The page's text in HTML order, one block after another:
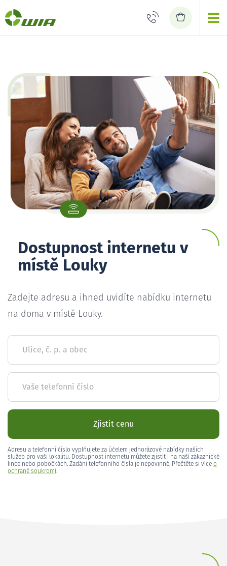
Dostupnost internetu v
místě Louky
Zadejte adresu a ihned uvidíte nabídku internetu
na doma v místě Louky.
Ulice, č. p. a obec
Vaše telefonní číslo
Zjistit cenu
Adresu a telefonní číslo vyplňujete za účelem jednorázové nabídky našich
služeb pro vaši lokalitu. Dostupnost internetu můžete zjistit i na naší zákaznické
lince nebo pobočkách. Zadání telefonního čísla je nepovinné. Přečtěte si více o
ochraně soukromí.